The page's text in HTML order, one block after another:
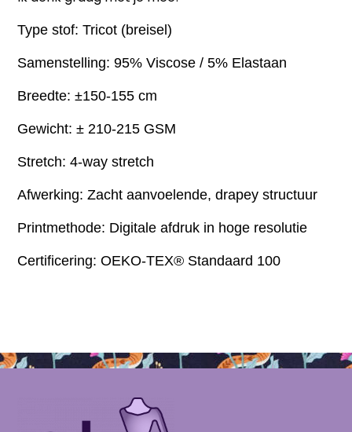
Type stof: Tricot (breisel)
Samenstelling: 95%Viscose / 5% Elastaan
Breedte: ±150-155 cm
Gewicht: ± 210-215 GSM
Stretch: 4-way stretch
Afwerking: Zacht aanvoelende, drapey structuur
Printmethode: Digitale afdruk in hoge resolutie
Certificering: OEKO-TEX® Standaard 100